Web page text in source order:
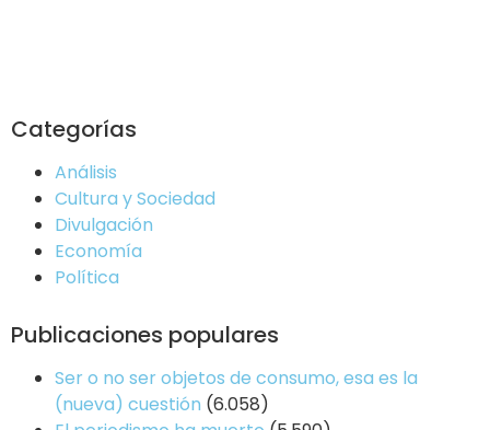
Categorías
Análisis
Cultura y Sociedad
Divulgación
Economía
Política
Publicaciones populares
Ser o no ser objetos de consumo, esa es la
(nueva) cuestión (6.058)